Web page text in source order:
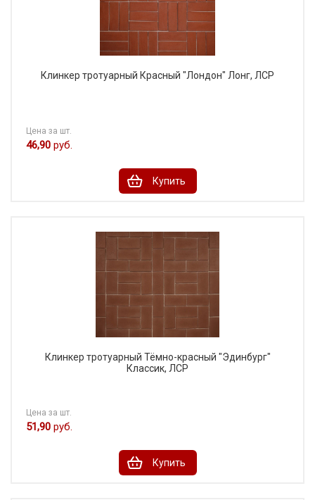
Клинкер тротуарный Красный "Лондон" Лонг, ЛСР
Цена за шт.
46,90 руб.
Купить
Клинкер тротуарный Тёмно-красный "Эдинбург"
Классик, ЛСР
Цена за шт.
51,90 руб.
Купить